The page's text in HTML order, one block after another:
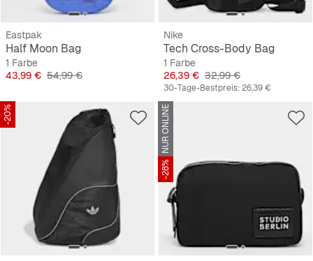
Eastpak
Half Moon Bag
1 Farbe
Preis
43,99 € Originalpreis
54,99 €
Nike
Tech Cross-Body Bag
1 Farbe
Preis
26,39 € Originalpreis
32,99 €
30-Tage-Bestpreis:26,39 €
-20% NUR ONLINE
-28%